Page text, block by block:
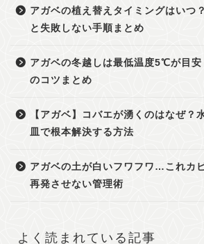
アガベの植え替えタイミングはいつ
と失敗しない手順まとめ
アガベの冬越しは最低温度5℃が目安
のコツまとめ
【アガベ】コバエが湧くのはなぜ？
皿で根本解決する方法
アガベの土が白いフワフワ…これカ
再発させない管理術
よく読まれている記事